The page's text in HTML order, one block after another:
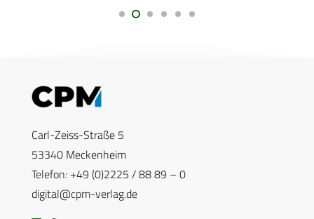
Carl-Zeiss-Straße 5
53340 Meckenheim
Telefon: +49 (0)2225 / 88 89 – 0
digital@cpm-verlag.de